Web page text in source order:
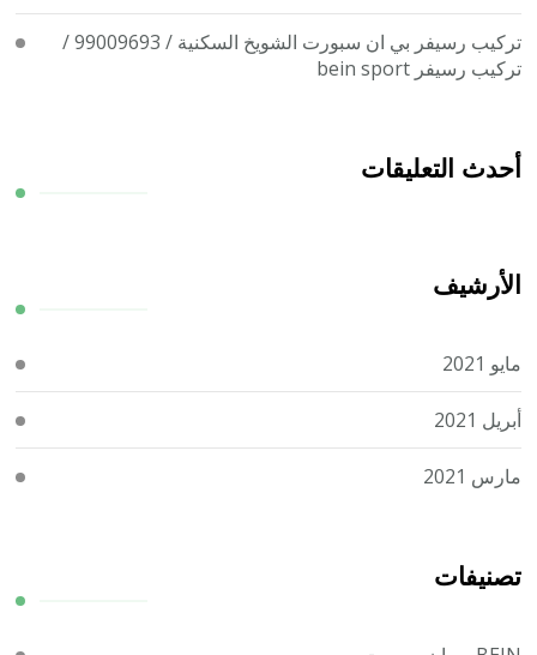
تركيب رسيفر بي ان سبورت الشويخ السكنية / 99009693 /
تركيب رسيفر bein sport
أحدث التعليقات
الأرشيف
مايو 2021
أبريل 2021
مارس 2021
تصنيفات